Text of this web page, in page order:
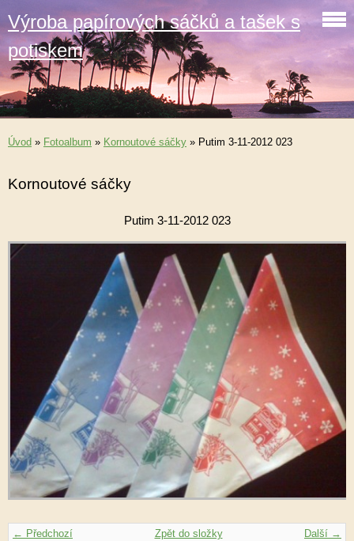
Výroba papírových sáčků a tašek s
potiskem
Úvod » Fotoalbum » Kornoutové sáčky » Putim 3-11-2012 023
Kornoutové sáčky
Putim 3-11-2012 023
← Předchozí Další →
Zpět do složky